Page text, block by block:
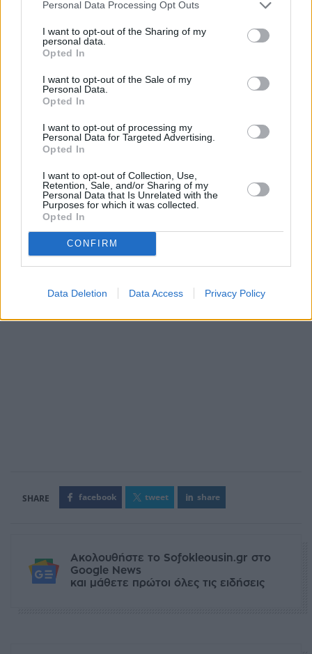
Personal Data Processing Opt Outs
I want to opt-out of the Sharing of my
personal data.
Opted In
I want to opt-out of the Sale of my
Personal Data.
Opted In
I want to opt-out of processing my
Personal Data for Targeted Advertising.
Opted In
I want to opt-out of Collection, Use,
Retention, Sale, and/or Sharing of my
Personal Data that Is Unrelated with the
Purposes for which it was collected.
Opted In
CONFIRM
Data Deletion Data Access Privacy Policy
Οι μισοί δραπέτες εντοπίστηκαν, συνελήφθησαν και
οδηγήθηκαν στη φυλακή Ριμπεϊράο Πρέτο, κοντά στη
Ζαρντινόπολις. Η επιχείρηση για τον εντοπισμό των
υπόλοιπων είναι σε εξέλιξη...
facebook tweet share
Ακολουθήστε το Sofokleousin.gr στο
Google News
και μάθετε πρώτοι όλες τις ειδήσεις